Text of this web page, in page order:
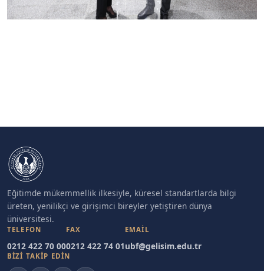
Eğitimde mükemmellik ilkesiyle, küresel standartlarda bilgi
üreten, yenilikçi ve girişimci bireyler yetiştiren dünya
üniversitesi.
TELEFON
0212 422 70 00
FAX
0212 422 74 01
EMAIL
ubf@gelisim.edu.tr
BİZİ TAKİP EDİN